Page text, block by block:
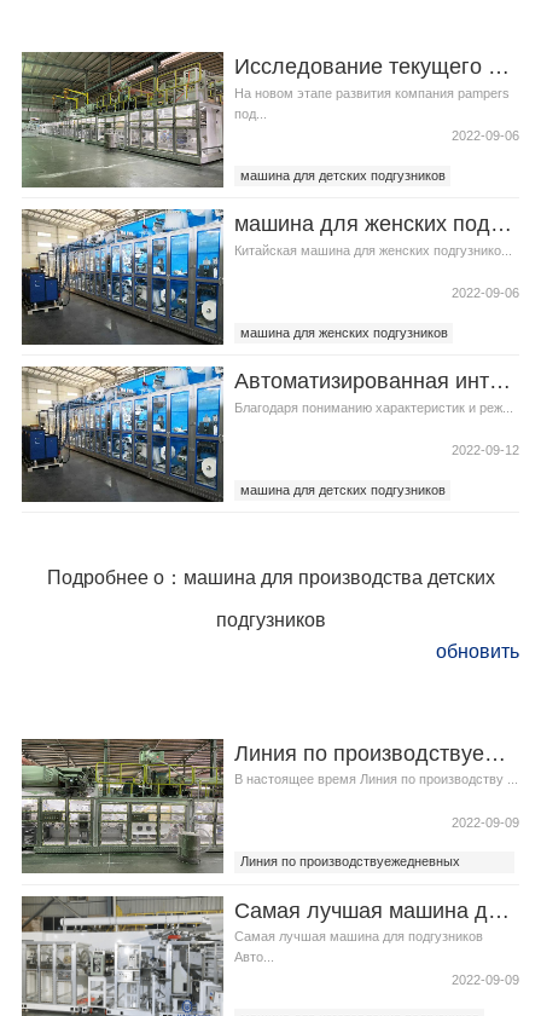
Исследование текущего состояния управления приемкой pampers подгузник машина
На новом этапе развития компания pampers
под...
2022-09-06
машина для детских подгузников
машина для женских подгузников ситуация рыночной конкуренции
Китайская машина для женских подгузнико...
2022-09-06
машина для женских подгузников
Автоматизированная интеллектуальная машина для детских подгузников исследования моделей
Благодаря пониманию характеристик и реж...
2022-09-12
машина для детских подгузников
Подробнее о：машина для производства детских
подгузников
обновить
Линия по производствуежедневных прокладок Основные проблемы менеджмента
В настоящее время Линия по производству ...
2022-09-09
Линия по производствуежедневных
линия по производству подкладок
Самая лучшая машина для подгузников промышленной автоматизации
Самая лучшая машина для подгузников
Авто...
2022-09-09